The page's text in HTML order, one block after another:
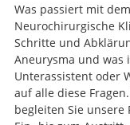
Was passiert mit
Neurochirurgische
Schritte und
Aneurysma und was
Unterassistent oder
auf alle diese
begleiten Sie